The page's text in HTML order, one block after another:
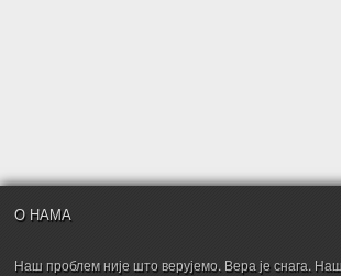
О НАМА
Наш проблем није што верујемо. Вера је снага.